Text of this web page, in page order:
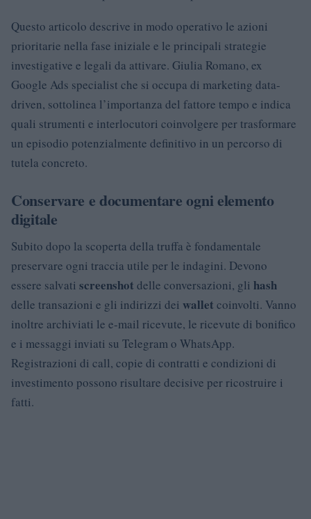
Questo articolo descrive in modo operativo le azioni
prioritarie nella fase iniziale e le principali strategie
investigative e legali da attivare. Giulia Romano, ex
Google Ads specialist che si occupa di marketing data-
driven, sottolinea l’importanza del fattore tempo e indica
quali strumenti e interlocutori coinvolgere per trasformare
un episodio potenzialmente definitivo in un percorso di
tutela concreto.
Conservare e documentare ogni elemento
digitale
Subito dopo la scoperta della truffa è fondamentale
preservare ogni traccia utile per le indagini. Devono
essere salvati screenshot delle conversazioni, gli hash
delle transazioni e gli indirizzi dei wallet coinvolti. Vanno
inoltre archiviati le e‑mail ricevute, le ricevute di bonifico
e i messaggi inviati su Telegram o WhatsApp.
Registrazioni di call, copie di contratti e condizioni di
investimento possono risultare decisive per ricostruire i
fatti.